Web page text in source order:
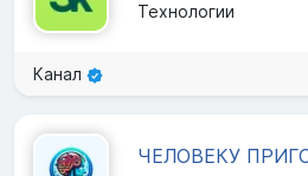
Технологии
Канал
ЧЕЛОВЕКУ